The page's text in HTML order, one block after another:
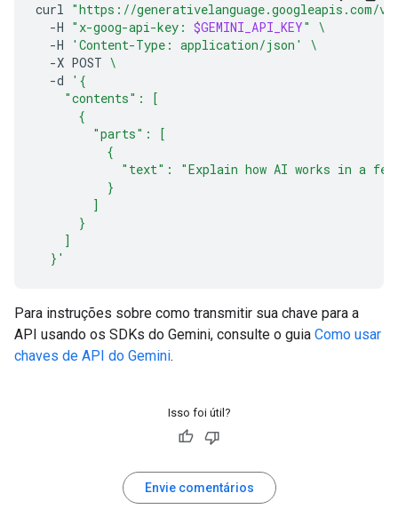
curl "https://generativelanguage.googleapis.com/
-H "x-goog-api-key: $GEMINI_API_KEY"
\
-H
'Content-Type: application/json'
\
-X POST \
-d
'{
    "contents": [
      {
        "parts": [
          {
"text": "Explain how AI works in a
          }
        ]
      }
    ]
  }'
Para instruções sobre como transmitir sua chave para a
API usando os SDKs do Gemini, consulte o guia Como usar
chaves de API do Gemini.
Isso foi útil?
Envie comentários